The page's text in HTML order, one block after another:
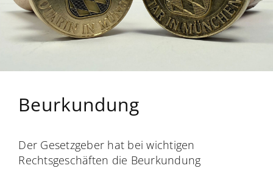
Beurkundung
Der Gesetzgeber hat bei wichtigen
Rechtsgeschäften die Beurkundung